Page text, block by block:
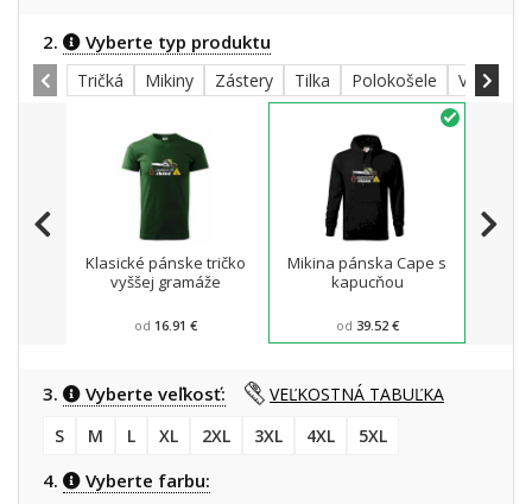
2. Vyberte typ produktu
Tričká Mikiny Zástery Tilka Polokošele Všetky
Klasické pánske tričko
vyššej gramáže
od 16.91 €
Mikina pánska Cape s
kapucňou
od 39.52 €
3. Vyberte veľkosť:
VEĽKOSTNÁ TABUĽKA
S
M L XL 2XL 3XL 4XL 5XL
4. Vyberte farbu: